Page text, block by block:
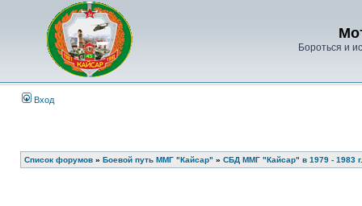
Бороться и
Вход
Список форумов » Боевой путь ММГ "Кайсар" » СБД ММГ "Кайсар" в 1979 - 1983